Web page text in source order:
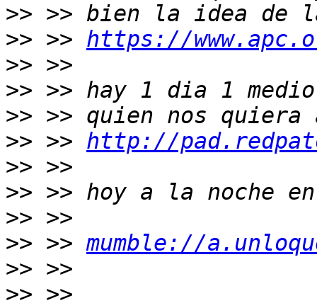
>>
>> >> https://
>>
>>
>>
>> >> http://
>>
>>
>>
>> >> mumble://
>>
>> >>